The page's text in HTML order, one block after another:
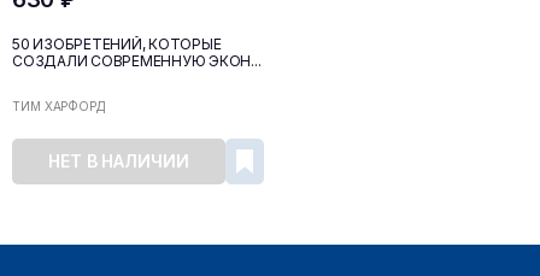
50 ИЗОБРЕТЕНИЙ, КОТОРЫЕ
СОЗДАЛИ СОВРЕМЕННУЮ ЭКОН...
ТИМ ХАРФОРД
НЕТ В НАЛИЧИИ